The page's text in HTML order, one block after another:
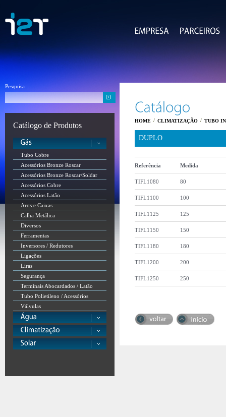
Pesquisa
Catálogo de Produtos
Tubo Cobre
Acessórios Bronze Roscar
Acessórios Bronze Roscar/Soldar
Acessórios Cobre
Acessórios Latão
Aros e Caixas
Calha Metálica
Diversos
Ferramentas
Inversores / Redutores
Ligações
Liras
Segurança
Terminais Abocardados / Latão
Tubo Polietileno / Acessórios
Válvulas
HOME / CLIMATIZAÇÃO / TUBO
DUPLO
Referência Medida
TIFL1080 80
TIFL1100 100
TIFL1125 125
TIFL1150 150
TIFL1180 180
TIFL1200 200
TIFL1250 250